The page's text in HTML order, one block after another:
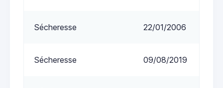
Sécheresse 22/01/2006
Sécheresse 09/08/2019